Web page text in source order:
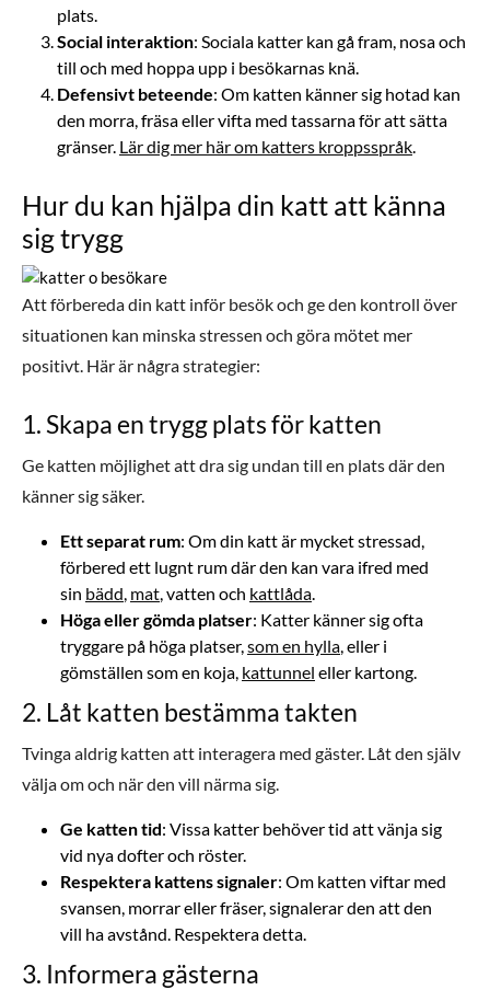
plats.
Social interaktion: Sociala katter kan gå fram, nosa och
till och med hoppa upp i besökarnas knä.
Defensivt beteende: Om katten känner sig hotad kan
den morra, fräsa eller vifta med tassarna för att sätta
gränser. Lär dig mer här om katters kroppsspråk
Hur du kan hjälpa din katt att känna
sig trygg
Att förbereda din katt inför besök och ge den kontroll över
situationen kan minska stressen och göra mötet mer
positivt. Här är några strategier:
1. Skapa en trygg plats för katten
Ge katten möjlighet att dra sig undan till en plats där den
känner sig säker.
Ett separat rum: Om din katt är mycket stressad,
förbered ett lugnt rum där den kan vara ifred med
sin bädd mat , vatten och kattlåda
Höga eller gömda platser: Katter känner sig ofta
tryggare på höga platser, som en hylla , eller i
gömställen som en koja, kattunnel eller kartong.
2. Låt katten bestämma takten
Tvinga aldrig katten att interagera med gäster. Låt den själv
välja om och när den vill närma sig.
Ge katten tid: Vissa katter behöver tid att vänja sig
vid nya dofter och röster.
Respektera kattens signaler: Om katten viftar med
svansen, morrar eller fräser, signalerar den att den
vill ha avstånd. Respektera detta.
3. Informera gästerna